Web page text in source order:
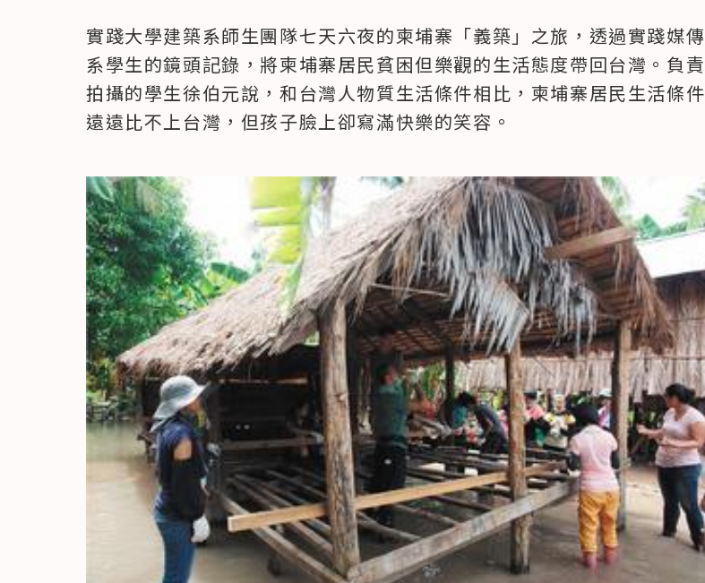
實踐大學建築系師生團隊七天六夜的柬埔寨「義築」之旅，透過實踐媒傳
系學生的鏡頭記錄，將柬埔寨居民貧困但樂觀的生活態度帶回台灣。負責
拍攝的學生徐伯元說，和台灣人物質生活條件相比，柬埔寨居民生活條件
遠遠比不上台灣，但孩子臉上卻寫滿快樂的笑容。